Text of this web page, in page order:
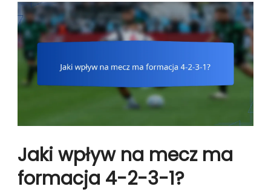
Jaki wpływ na mecz ma
formacja 4-2-3-1?